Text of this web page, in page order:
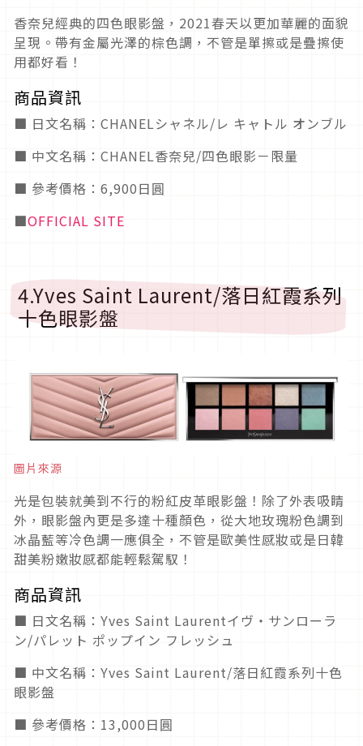
香奈兒經典的四色眼影盤，2021春天以更加華麗的面貌
呈現。帶有金屬光澤的棕色調，不管是單擦或是疊擦使
用都好看！
商品資訊
■ 日文名稱：CHANELシャネル/レ キャトル オンブル
■ 中文名稱：CHANEL香奈兒/四色眼影－限量
■ 參考價格：6,900日圓
■OFFICIAL SITE
4.Yves Saint Laurent/落日紅霞系列
十色眼影盤
圖片來源
光是包裝就美到不行的粉紅皮革眼影盤！除了外表吸睛
外，眼影盤內更是多達十種顏色，從大地玫瑰粉色調到
冰晶藍等冷色調一應俱全，不管是歐美性感妝或是日韓
甜美粉嫩妝感都能輕鬆駕馭！
商品資訊
■ 日文名稱：Yves Saint Laurentイヴ・サンローラ
ン/パレット ポップイン フレッシュ
■ 中文名稱：Yves Saint Laurent/落日紅霞系列十色
眼影盤
■ 參考價格：13,000日圓